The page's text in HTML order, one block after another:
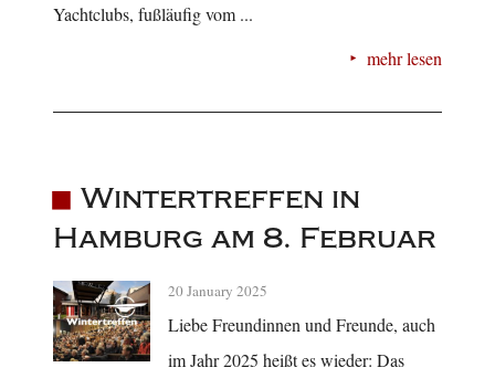
Yachtclubs, fußläufig vom ...
mehr lesen
Wintertreffen in
Hamburg am 8. Februar
20 January 2025
Liebe Freundinnen und Freunde, auch
im Jahr 2025 heißt es wieder: Das